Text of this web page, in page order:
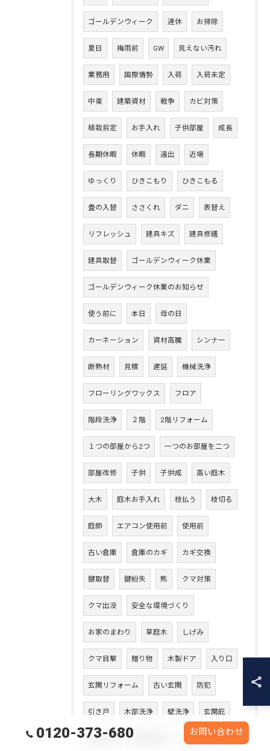
ゴールデンウィーク 連休 お掃除
夏日 梅雨前 GW 見えない汚れ
業務用 国際情勢 入荷 入荷未定
中東 建築資材 戦争 カビ対策
植栽剪定 お手入れ 子供部屋 成長
長期休暇 休暇 遠出 近場
ゆっくり ひきこもり ひきこもる
畳の入替 ささくれ ダニ 表替え
リフレッシュ 建具キズ 建具修繕
建具取替 ゴールデンウィーク休業
ゴールデンウィーク休業のお知らせ
使う前に 本日 母の日
カーネーション 資材高騰 シンナー
断熱材 見積 遅延 機械洗浄
フローリングワックス フロア
階段洗浄 ２階 2階リフォーム
１つの部屋から2つ 一つのお部屋を二つ
部屋改修 子供 子供成 高い庭木
大木 庭木お手入れ 枝払う 枝切る
庭師 エアコン使用前 使用前
古い倉庫 倉庫のカギ カギ交換
鍵取替 鍵紛失 熊 クマ対策
クマ出没 安全な環境づくり
お家のまわり 草庭木 しげみ
クマ目撃 贈り物 木製ドア 入り口
玄関リフォーム 古い玄関 防犯
引き戸 木部洗浄 壁洗浄 玄関庇
庇裏木部 玄関庇洗浄 木部洗い
0120-373-680 お問い合わせ